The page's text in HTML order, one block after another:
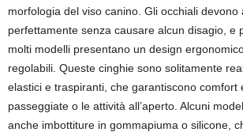
morfologia del viso canino. Gli occhiali devono
perfettamente senza causare alcun disagio, e
molti modelli presentano un design
regolabili. Queste cinghie sono solitamente
elastici e traspiranti, che garantiscono comfort
passeggiate o le attività all’aperto. Alcuni
anche imbottiture in gommapiuma o silicone,